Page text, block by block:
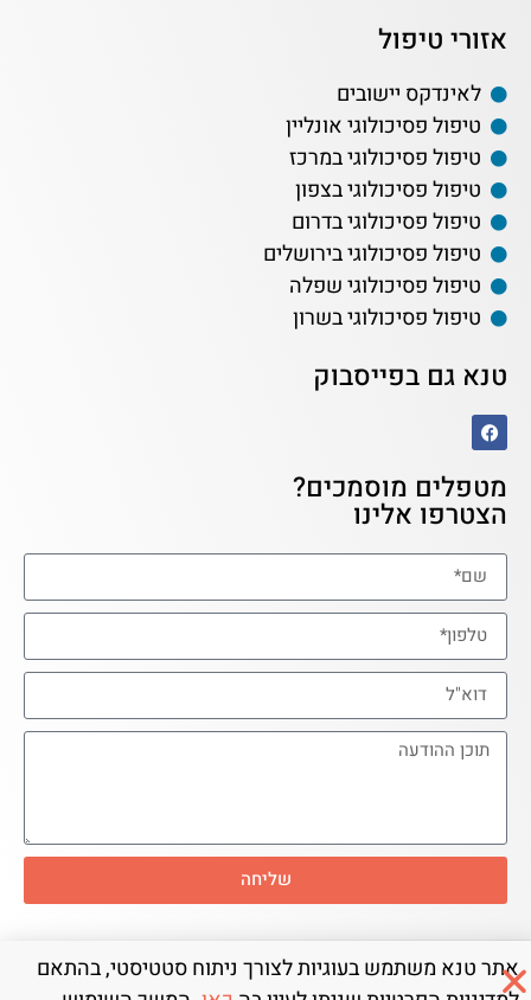
אזורי טיפול
לאינדקס יישובים
טיפול פסיכולוגי אונליין
טיפול פסיכולוגי במרכז
טיפול פסיכולוגי בצפון
טיפול פסיכולוגי בדרום
טיפול פסיכולוגי בירושלים
טיפול פסיכולוגי שפלה
טיפול פסיכולוגי בשרון
טנא גם בפייסבוק
מטפלים מוסמכים?
הצטרפו אלינו
שליחה
אתר טנא משתמש בעוגיות לצורך ניתוח סטטיסטי, בהתאם